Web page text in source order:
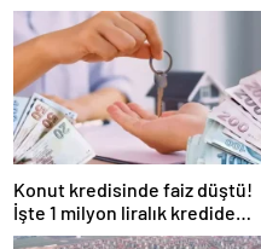
Konut kredisinde faiz düştü!
İşte 1 milyon liralık kredide
güncel faiz oranı